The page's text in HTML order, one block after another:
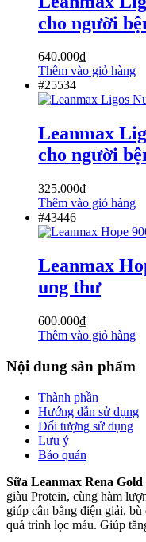
cho người
640.000₫
Thêm vào giỏ hàng
#25534
Leanmax
cho người
325.000₫
Thêm vào giỏ hàng
#43446
Leanmax
ung thư
600.000₫
Thêm vào giỏ hàng
Nội dung sản phẩm
Thành phần
Hướng dẫn sử dụng
Đối tượng sử dụng
Lưu ý
Bảo quản
Sữa Leanmax Rena Gold
giàu Protein, cùng hàm
giúp cân bằng điện giải,
quá trình lọc máu. Giúp